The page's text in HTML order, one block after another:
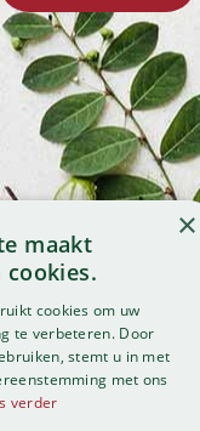
×
maakt
cookies.
cookies om uw
te verbeteren. Door
stemt u in met
met ons
verder